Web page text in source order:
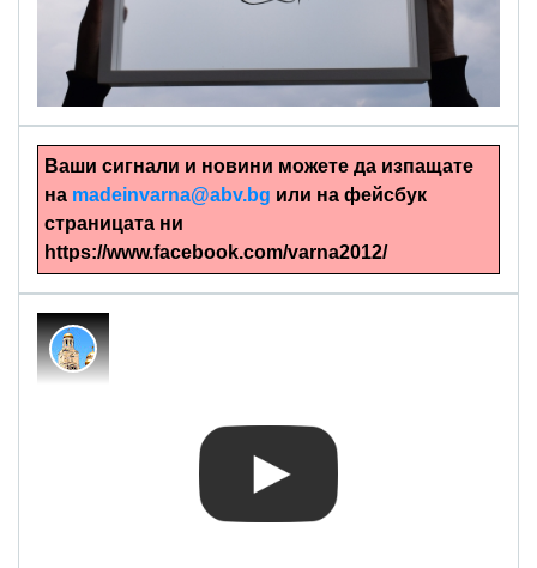
Ръчно изрязани картини
Ваши сигнали и новини можете да изпащате
на madeinvarna@abv.bg или на фейсбук
страницата ни
https://www.facebook.com/varna2012/